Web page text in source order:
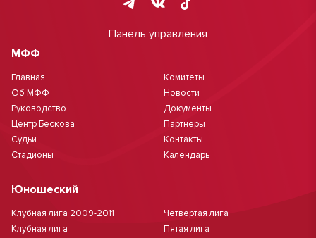
Панель управления
МФФ
Главная
Об МФФ
Руководство
Центр Бескова
Судьи
Стадионы
Комитеты
Новости
Документы
Партнеры
Контакты
Календарь
Юношеский
Клубная лига 2009-2011
Клубная лига
Четвертая лига
Пятая лига